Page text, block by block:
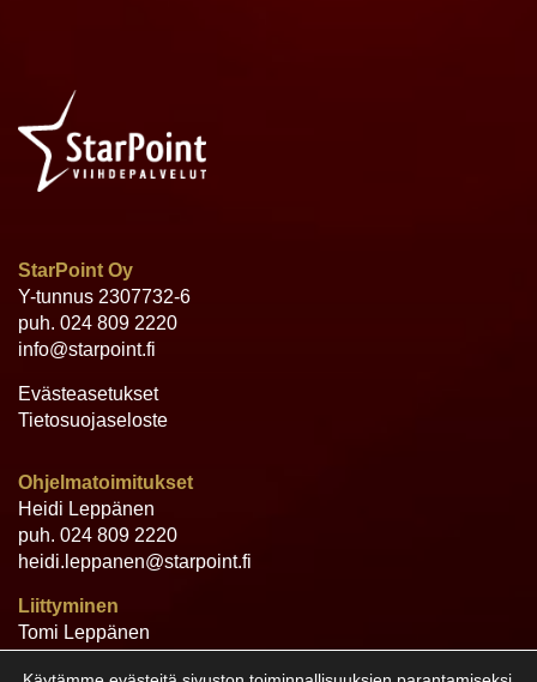
StarPoint Oy
Y-tunnus 2307732-6
puh. 024 809 2220
info@starpoint.fi
Evästeasetukset
Tietosuojaseloste
Ohjelmatoimitukset
Heidi Leppänen
puh. 024 809 2220
heidi.leppanen@starpoint.fi
Liittyminen
Tomi Leppänen